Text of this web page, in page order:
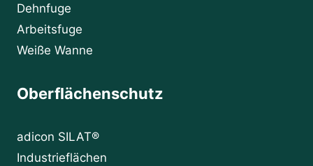
Dehnfuge
Arbeitsfuge
Weiße Wanne
Oberflächenschutz
adicon SILAT®
Industrieflächen